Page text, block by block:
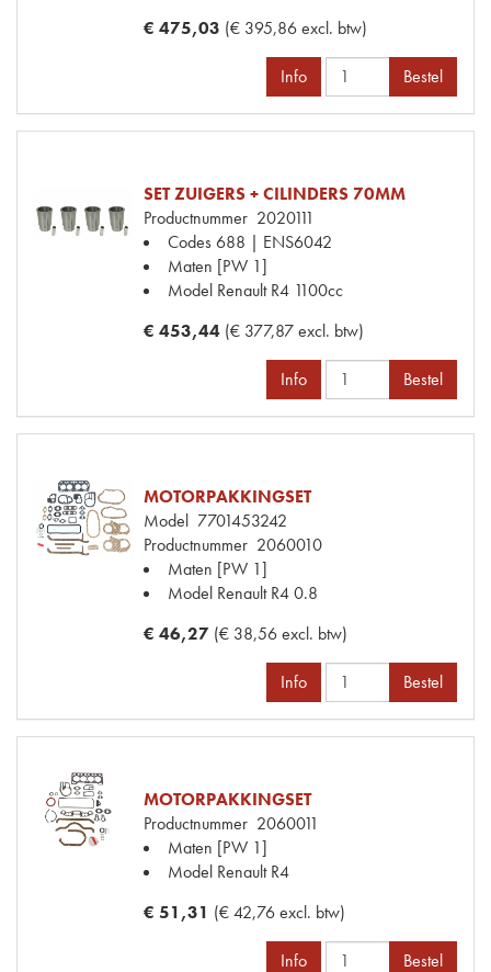
€ 475,03 (€ 395,86 excl. btw)
Info Bestel
SET ZUIGERS + CILINDERS 70MM
Productnummer 2020111
Codes 688 | ENS6042
Maten [PW 1]
Model Renault R4 1100cc
€ 453,44 (€ 377,87 excl. btw)
Info Bestel
MOTORPAKKINGSET
Model 7701453242
Productnummer 2060010
Maten [PW 1]
Model Renault R4 0.8
€ 46,27 (€ 38,56 excl. btw)
Info Bestel
MOTORPAKKINGSET
Productnummer 2060011
Maten [PW 1]
Model Renault R4
€ 51,31 (€ 42,76 excl. btw)
Info Bestel